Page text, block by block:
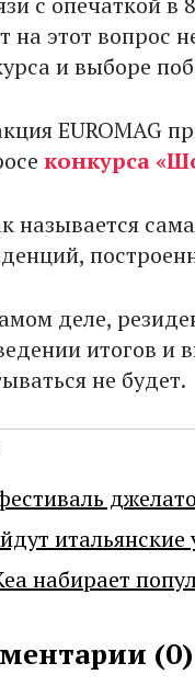
на этот вопрос
и выборе
EUROMAG
конкурса
называется
деле,
итогов и
не будет.
джелато
набирает
(0)